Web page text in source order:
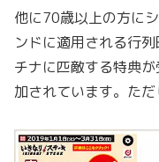
他に70歳以上の方に
ンドに適用される行
チナに匹敵する特典
加されています。ただ